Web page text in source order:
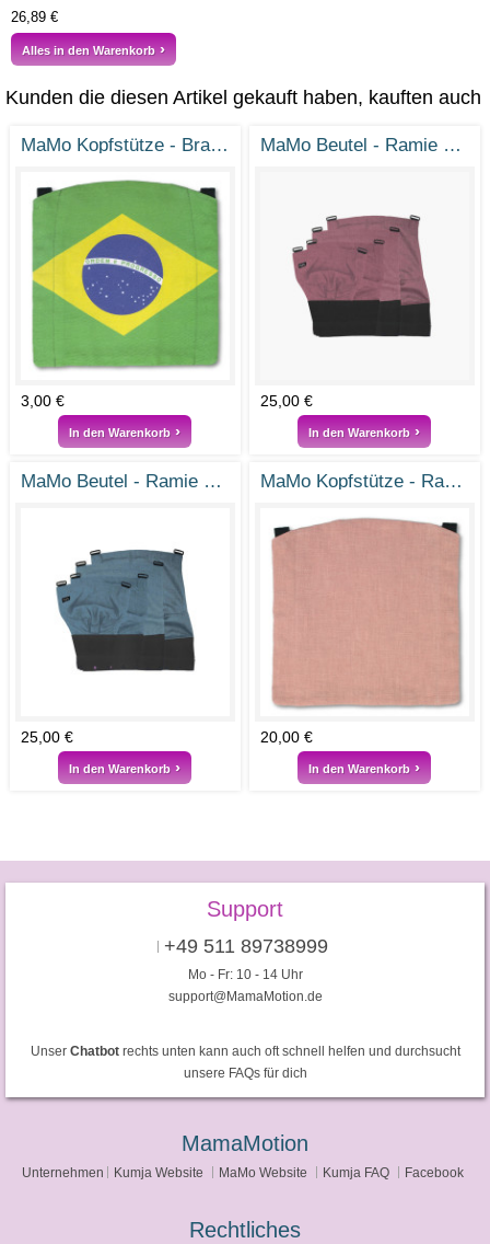
26,89 €
Alles in den Warenkorb
Kunden die diesen Artikel gekauft haben, kauften auch
MaMo Kopfstütze - Brasilien
3,00 €
In den Warenkorb
MaMo Beutel - Ramie Brombeer
25,00 €
In den Warenkorb
MaMo Beutel - Ramie Rauchblau
25,00 €
In den Warenkorb
MaMo Kopfstütze - Ramie Vintage Rosa
20,00 €
In den Warenkorb
Support
+49 511 89738999
Mo - Fr: 10 - 14 Uhr
support@MamaMotion.de
Unser Chatbotrechts unten kann auch oft schnell helfen und durchsucht
unsere FAQs für dich
MamaMotion
Unternehmen Kumja Website MaMo Website Kumja FAQ Facebook
Rechtliches